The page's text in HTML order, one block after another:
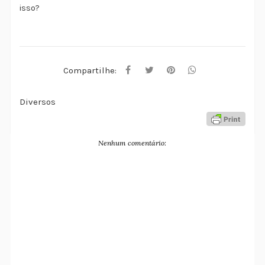
isso?
Compartilhe:
Diversos
Nenhum comentário: